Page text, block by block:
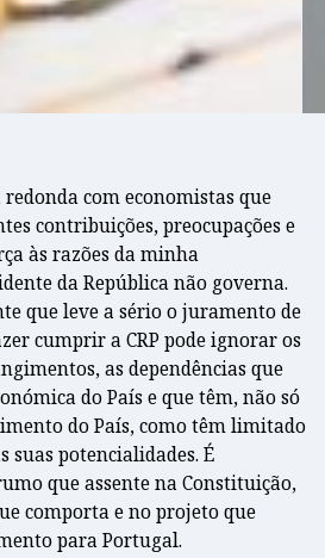
com economistas que
contribuições, preocupações e
às razões da minha
da República não governa.
que leve a sério o juramento de
cumprir a CRP pode ignorar os
as dependências que
do País e que têm, não só
do País, como têm limitado
suas potencialidades. É
que assente na Constituição,
comporta e no projeto que
para Portugal.